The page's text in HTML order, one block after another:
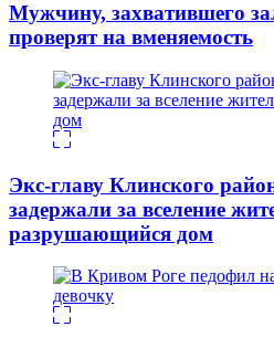
Мужчину, захватившего
проверят на вменяемость
Экс-главу Клинского
задержали за вселение
разрушающийся дом